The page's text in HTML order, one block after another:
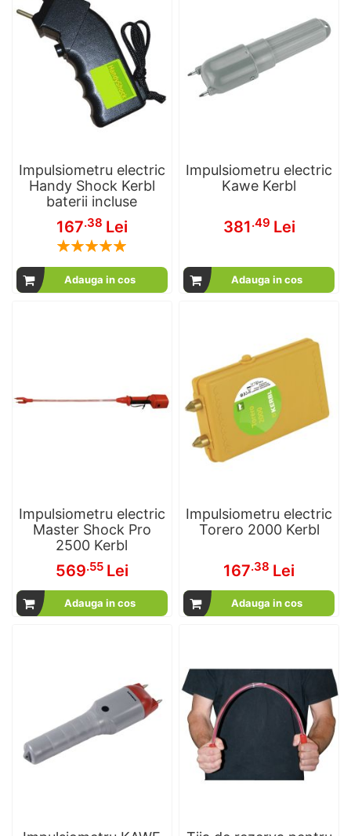
Impulsiometru electric
Handy Shock Kerbl
baterii incluse
167.38 Lei
Rating:
Adauga in cos
Impulsiometru electric
Kawe Kerbl
381.49 Lei
Adauga in cos
Impulsiometru electric
Master Shock Pro
2500 Kerbl
569.55 Lei
Adauga in cos
Impulsiometru electric
Torero 2000 Kerbl
167.38 Lei
Adauga in cos